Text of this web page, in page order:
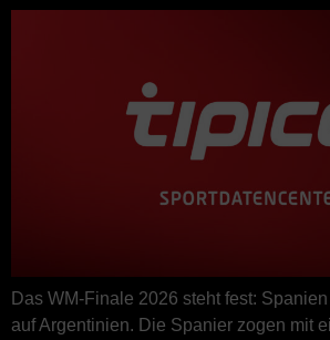
Das WM-Finale 2026 steht fest:
auf Argentinien. Die Spanier zogen mit